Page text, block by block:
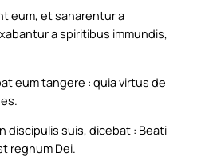
eum, et sanarentur a
a spiritibus immundis,
eum tangere : quia virtus de
discipulis suis, dicebat : Beati
regnum Dei.